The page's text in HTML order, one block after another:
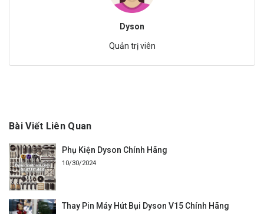
Dyson
Quản trị viên
Bài Viết Liên Quan
Phụ Kiện Dyson Chính Hãng
10/30/2024
Thay Pin Máy Hút Bụi Dyson V15 Chính Hãng